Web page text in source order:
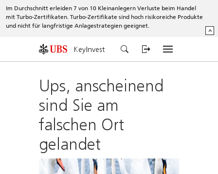
Im Durchschnitt erleiden 7 von 10 Kleinanlegern Verluste beim Handel
mit Turbo-Zertifikaten. Turbo-Zertifikate sind hoch risikoreiche Produkte
und nicht für langfristige Anlagestrategien geeignet.
^
KeyInvest
Ups, anscheinend
sind Sie am
falschen Ort
gelandet